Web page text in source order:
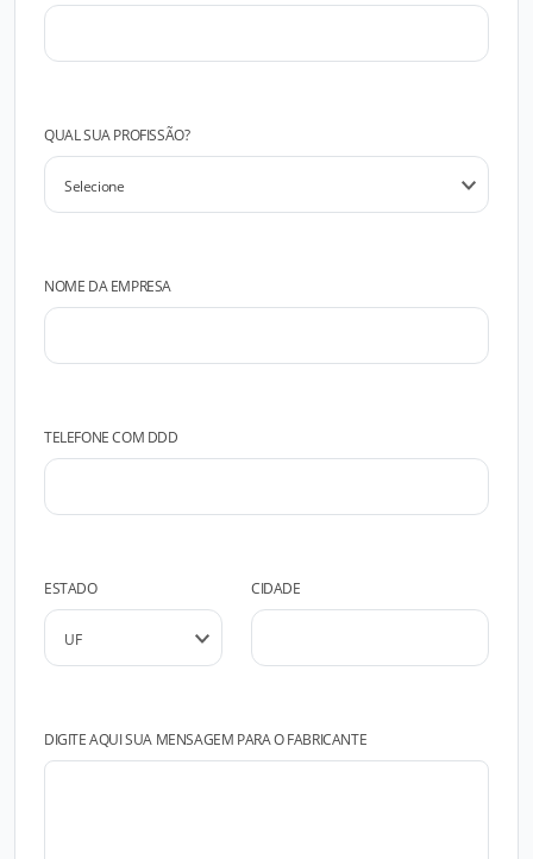
QUAL SUA PROFISSÃO?
NOME DA EMPRESA
TELEFONE COM DDD
ESTADO CIDADE
DIGITE AQUI SUA MENSAGEM PARA O FABRICANTE